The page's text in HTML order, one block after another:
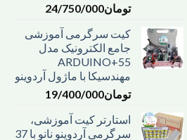
تومان24/750/000
کیت سرگرمی آموزشی
جامع الکترونیک مدل
ARDUINO+55
مهندسیکا با ماژول آردوینو
تومان19/400/000
استارتر کیت آموزشی،
سرگرمی آردوینو نانو با 37